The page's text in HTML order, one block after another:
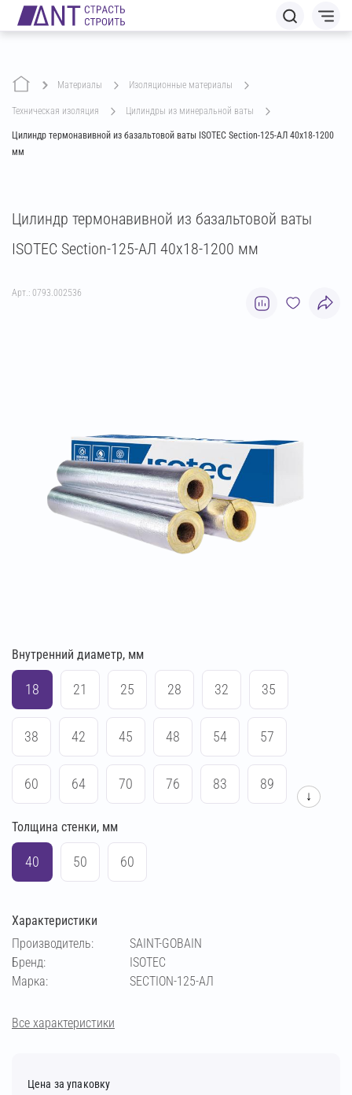
Материалы изоляционные материалы
техническая изоляция цилиндры из минеральной ваты
Цилиндр термонавивной из базальтовой ваты ISOTEC Section-125-АЛ 40х18-1200
мм
Цилиндр термонавивной из базальтовой ваты
ISOTEC Section-125-АЛ 40х18-1200 мм
Арт.: 0793.002536
Внутренний диаметр, мм
18 21 25 28 32 35
38 42 45 48 54 57
60 64 70 76 83 89
102 108
169 194 219
↓
Толщина стенки, мм
40 50 60
Характеристики
Производитель:
SAINT-GOBAIN
Бренд:
ISOTEC
Марка:
SECTION-125-АЛ
Все характеристики
Цена за упаковку